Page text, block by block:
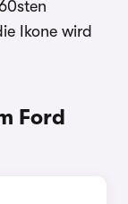
Ikone wird
Ford